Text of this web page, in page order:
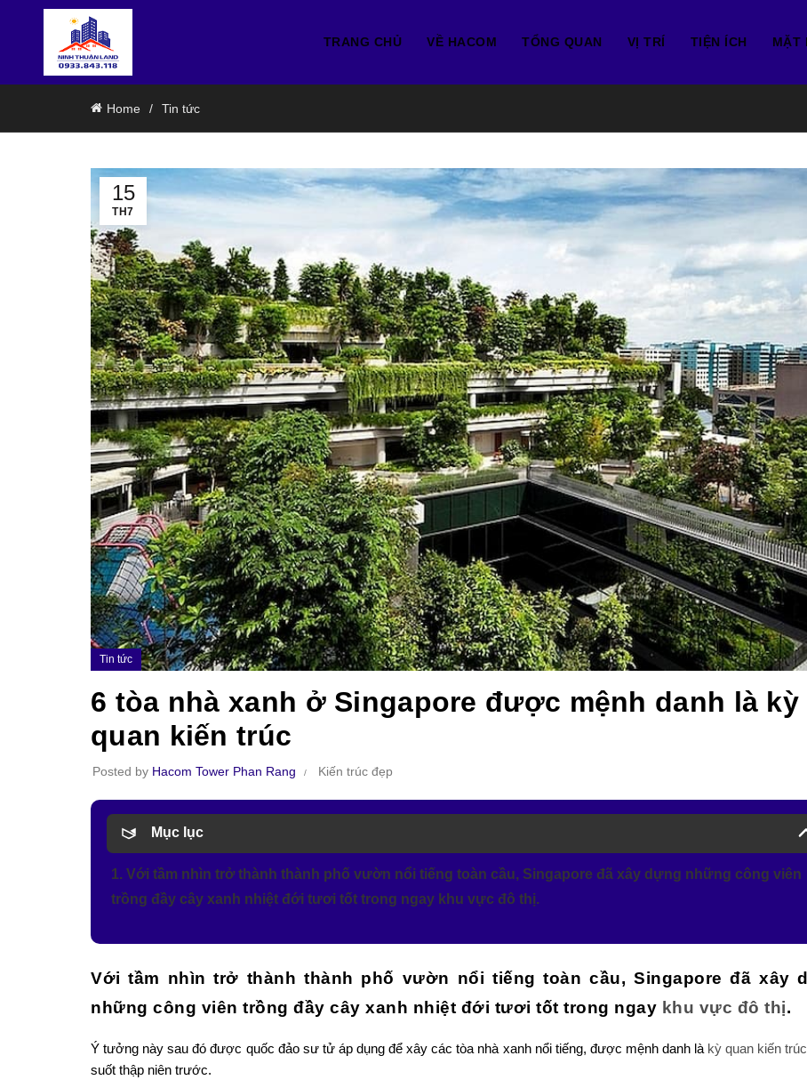
TRANG CHỦ VỀ HACOM TỔNG QUAN VỊ TRÍ TIỆN ÍCH MẶT
Home Tin tức
15
TH7
Tin tức
6 tòa nhà xanh ở Singapore được mệnh danh là kỳ
quan kiến trúc
Posted by Hacom Tower Phan Rang Kiến trúc đẹp
Mục lục
1. Với tầm nhìn trở thành thành phố vườn nổi tiếng toàn cầu, Singapore đã xây dựng những công viên
trồng đầy cây xanh nhiệt đới tươi tốt trong ngay khu vực đô thị.
Với tầm nhìn trở thành thành phố vườn nổi tiếng toàn cầu, Singapore đã xây
những công viên trồng đầy cây xanh nhiệt đới tươi tốt trong ngay khu vực đô thị.
Ý tưởng này sau đó được quốc đảo sư tử áp dụng để xây các tòa nhà xanh nổi tiếng, được mệnh danh là kỳ quan kiến trúc
suốt thập niên trước.